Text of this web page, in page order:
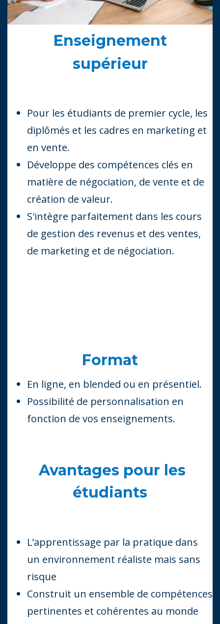
Enseignement
supérieur
Pour les étudiants de premier cycle, les
diplômés et les cadres en marketing et
en vente.
Développe des compétences clés en
matière de négociation, de vente et de
création de valeur.
S'intègre parfaitement dans les cours
de gestion des revenus et des ventes,
de marketing et de négociation.
Format
En ligne, en blended ou en présentiel.
Possibilité de personnalisation en
fonction de vos enseignements.
Avantages pour les
étudiants
L’apprentissage par la pratique dans
un environnement réaliste mais sans
risque
Construit un ensemble de compétences
pertinentes et cohérentes au monde